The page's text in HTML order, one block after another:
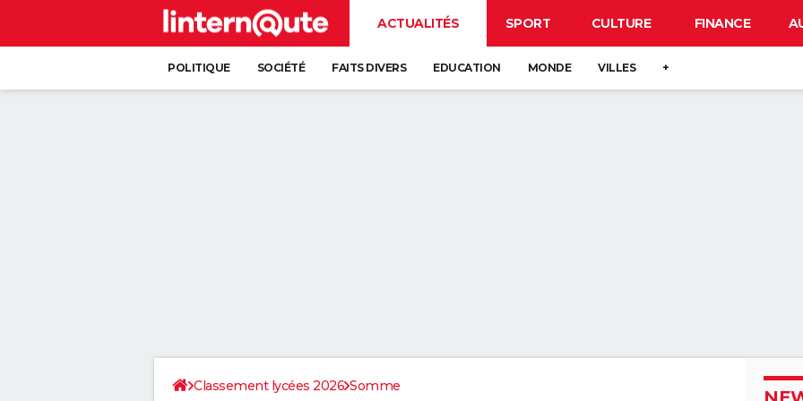
ACTUALITÉS SPORT CULTURE FINANCE
POLITIQUE SOCIÉTÉ FAITS DIVERS EDUCATION MONDE VILLES +
Classement lycées 2026 Somme